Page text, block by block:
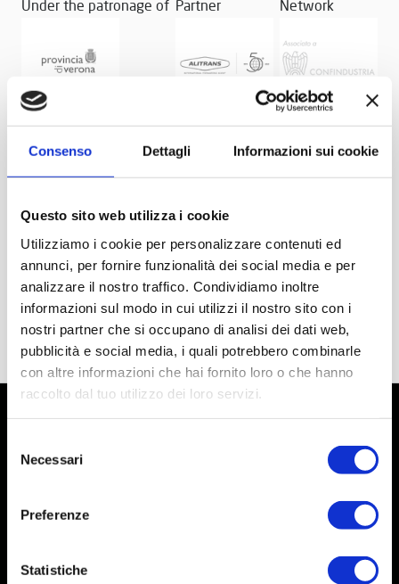
Consenso Dettagli Informazioni sui cookie
Questo sito web utilizza i cookie
Utilizziamo i cookie per personalizzare contenuti ed
annunci, per fornire funzionalità dei social media e per
analizzare il nostro traffico. Condividiamo inoltre
informazioni sul modo in cui utilizzi il nostro sito con i
nostri partner che si occupano di analisi dei dati web,
pubblicità e social media, i quali potrebbero combinarle
con altre informazioni che hai fornito loro o che hanno
raccolto dal tuo utilizzo dei loro servizi.
delNecessari
Preferenze
Statistiche
Under the patronage of Partner Network